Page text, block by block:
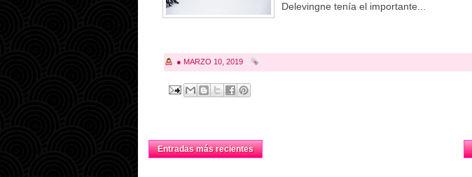
Delevingne tenía el importante...
● MARZO 10, 2019
Entradas más recientes